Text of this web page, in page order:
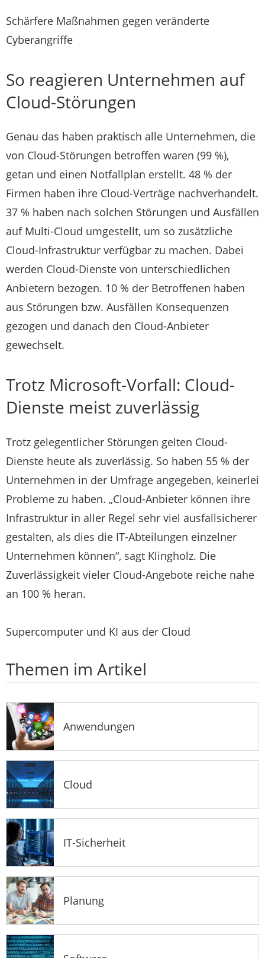
Schärfere Maßnahmen gegen veränderte
Cyberangriffe
So reagieren Unternehmen auf
Cloud-Störungen
Genau das haben praktisch alle Unternehmen, die
von Cloud-Störungen betroffen waren (99 %),
getan und einen Notfallplan erstellt. 48 % der
Firmen haben ihre Cloud-Verträge nachverhandelt.
37 % haben nach solchen Störungen und Ausfällen
auf Multi-Cloud umgestellt, um so zusätzliche
Cloud-Infrastruktur verfügbar zu machen. Dabei
werden Cloud-Dienste von unterschiedlichen
Anbietern bezogen. 10 % der Betroffenen haben
aus Störungen bzw. Ausfällen Konsequenzen
gezogen und danach den Cloud-Anbieter
gewechselt.
Trotz Microsoft-Vorfall: Cloud-
Dienste meist zuverlässig
Trotz gelegentlicher Störungen gelten Cloud-
Dienste heute als zuverlässig. So haben 55 % der
Unternehmen in der Umfrage angegeben, keinerlei
Probleme zu haben. „Cloud-Anbieter können ihre
Infrastruktur in aller Regel sehr viel ausfallsicherer
gestalten, als dies die IT-Abteilungen einzelner
Unternehmen können“, sagt Klingholz. Die
Zuverlässigkeit vieler Cloud-Angebote reiche nahe
an 100 % heran.
Supercomputer und KI aus der Cloud
Themen im Artikel
Anwendungen
Cloud
IT-Sicherheit
Planung